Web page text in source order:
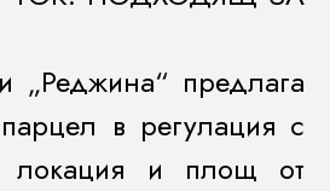
„Реджина“ предлага
в регулация с
локация и площ от